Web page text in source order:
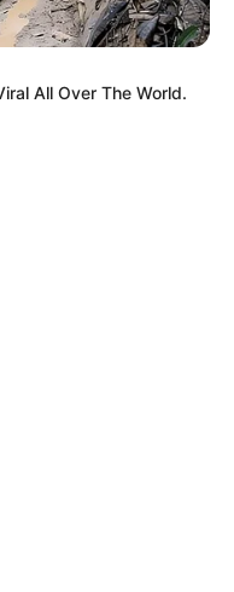
All Over The World.